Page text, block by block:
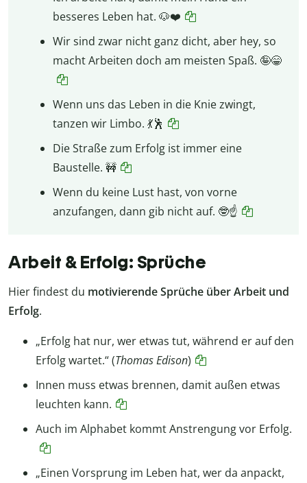
besseres Leben hat. 🐶❤️
Wir sind zwar nicht ganz dicht, aber hey, so
macht Arbeiten doch am meisten Spaß. 🤪😁
Wenn uns das Leben in die Knie zwingt,
tanzen wir Limbo. 💃🕺
Die Straße zum Erfolg ist immer eine
Baustelle. 🚧
Wenn du keine Lust hast, von vorne
anzufangen, dann gib nicht auf. 🤓☝️
Arbeit & Erfolg: Sprüche
Hier findest du motivierende Sprüche über Arbeit und
Erfolg.
„Erfolg hat nur, wer etwas tut, während er auf den
Erfolg wartet.“ (Thomas Edison)
Innen muss etwas brennen, damit außen etwas
leuchten kann.
Auch im Alphabet kommt Anstrengung vor Erfolg.
„Einen Vorsprung im Leben hat, wer da anpackt,